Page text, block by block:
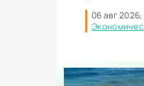
06 авг 2026,